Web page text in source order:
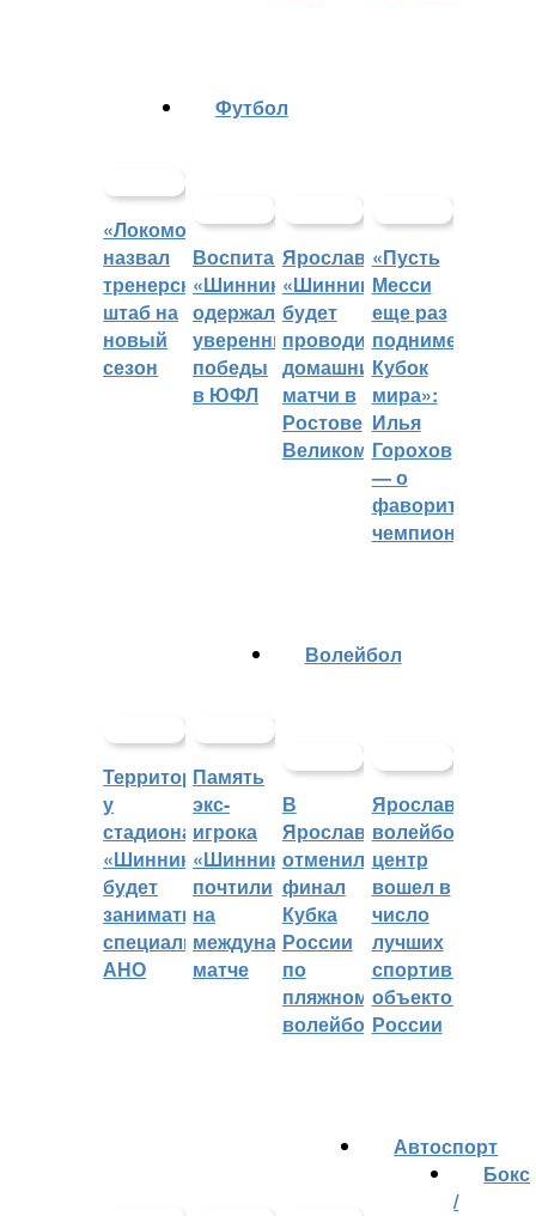
«Локомотив»
назвал
тренерский
штаб на
новый
сезон
Футбол
Воспитанники
«Шинника»
одержали
уверенные
победы
в ЮФЛ
Ярославский
«Шинник»
будет
проводить
домашние
матчи в
Ростове
Великом
«Пусть
Месси
еще раз
поднимет
Кубок
мира»:
Илья
Горохов
— о
фаворитах
чемпионата
Территорией
у
стадиона
«Шинник»
будет
заниматься
специальное
АНО
Память
экс-
игрока
«Шинника»
почтили
на
международном
матче
Волейбол
В
Ярославле
отменили
финал
Кубка
России
по
пляжному
волейболу
Ярославский
волейбольный
центр
вошел в
число
лучших
спортивных
объектов
России
Автоспорт
Бокс
/